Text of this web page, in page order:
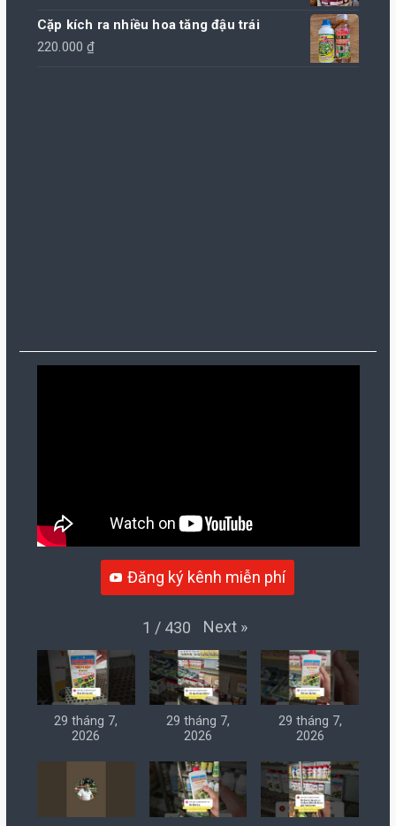
65.000 ₫.
là:
tại
Cặp kích ra nhiều hoa tăng đậu trái
220.000₫
Đăng ký kênh miễn phí
1 / 430 Next »
29 tháng 7,
2026
29 tháng 7,
2026
29 tháng 7,
2026